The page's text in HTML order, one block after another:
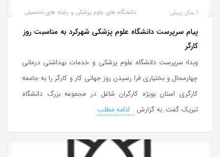
دانشگاه های علوم پزشکی و رشته های تحصیلی 1 سال پیش
پیام سرپرست دانشگاه علوم پزشکی شهرکرد به مناسبت روز
کارگر
وبدا؛ سرپرست دانشگاه علوم پزشکی و خدمات بهداشتی درمانی
چهارمحال و بختیاری فرا رسیدن روز جهانی کار و کارگر را به جامعه
کارگری استان بویژه کارگران شاغل در مجموعه بزرگ دانشگاه
تبریک گفت. به گزارش
ادامه مطلب